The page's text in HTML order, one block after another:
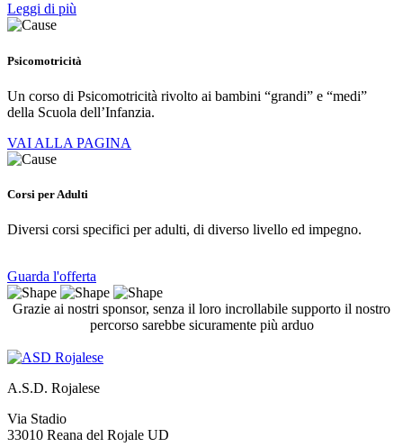
Leggi di più
Psicomotricità
Un corso di Psicomotricità rivolto ai bambini “grandi” e “medi”
della Scuola dell’Infanzia.
VAI ALLA PAGINA
Corsi per Adulti
Diversi corsi specifici per adulti, di diverso livello ed impegno.
Guarda l'offerta
Grazie ai nostri sponsor, senza il loro incrollabile supporto il nostro
percorso sarebbe sicuramente più arduo
A.S.D. Rojalese
Via Stadio
33010 Reana del Rojale UD